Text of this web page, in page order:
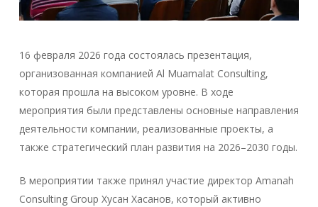
16 февраля 2026 года состоялась презентация,
организованная компанией Al Muamalat Consulting,
которая прошла на высоком уровне. В ходе
мероприятия были представлены основные направления
деятельности компании, реализованные проекты, а
также стратегический план развития на 2026–2030 годы.
В мероприятии также принял участие директор Amanah
Consulting Group Хусан Хасанов, который активно